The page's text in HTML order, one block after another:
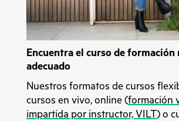
Encuentra el curso de formación
adecuado
Nuestros formatos de cursos
cursos en vivo, online (formación
impartida por instructor, VILT) o